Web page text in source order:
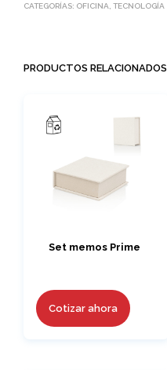
CATEGORÍAS: OFICINA TECNOLOGÍA
PRODUCTOS RELACIONADOS
Set memos Prime
Cotizar ahora